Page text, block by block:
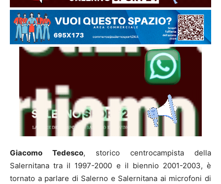
Giacomo Tedesco, storico centrocampista della
Salernitana tra il 1997-2000 e il biennio 2001-2003, è
tornato a parlare di Salerno e Salernitana ai microfoni di